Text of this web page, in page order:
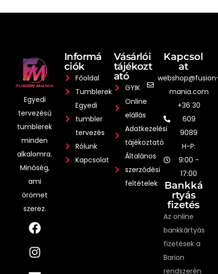
Egyedi
tervezésű
tumblerek
minden
alkalomra.
Minőség,
ami
örömet
szerez.
Informá
ciók
Főoldal
Tumblerek
Egyedi
tumbler
tervezés
Rólunk
Kapcsolat
Vásárlói
tájékozt
ató
GYIK
Online
elállás
Adatkezelési
tájékoztató
Általános
szerződési
feltételek
Kapcsol
at
mania.com
+36 30
609
9089
H-P:
9:00 -
17:00
Bankká
rtyás
fizetés
Az online
bankkártyás
fizetések a
Barion
rendszerén